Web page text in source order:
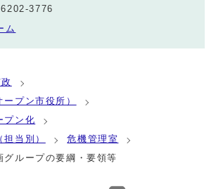
3776
ム
プン市役所）
プン化
当別）
危機管理室
グループの要綱・要領等